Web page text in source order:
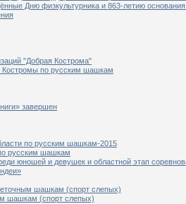
Дню физкультурника и 863-летию основания
"Добрая Кострома"
Костромы по русским шашкам
завершен
по русским шашкам-2015
русским шашкам
юношей и девушек и областной этап
шашкам (спорт слепых)
шашкам (спорт слепых)